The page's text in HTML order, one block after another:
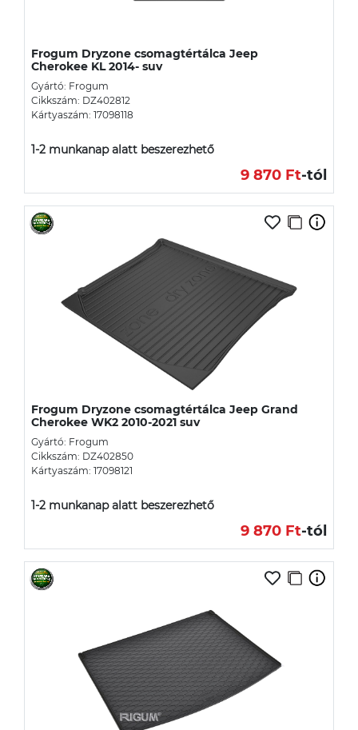
Frogum Dryzone csomagtértálca Jeep
Cherokee KL 2014- suv
Gyártó: Frogum
Cikkszám: DZ402812
Kártyaszám: 17098118
1-2 munkanap alatt beszerezhető
9 870 Ft-tól
Frogum Dryzone csomagtértálca Jeep Grand
Cherokee WK2 2010-2021 suv
Gyártó: Frogum
Cikkszám: DZ402850
Kártyaszám: 17098121
1-2 munkanap alatt beszerezhető
9 870 Ft-tól